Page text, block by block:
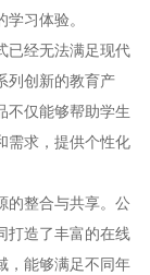
习体验。
已经无法满足现代
列创新的教育产
不仅能够帮助学生
需求，提供个性化
的整合与共享。公
打造了丰富的在线
，能够满足不同年